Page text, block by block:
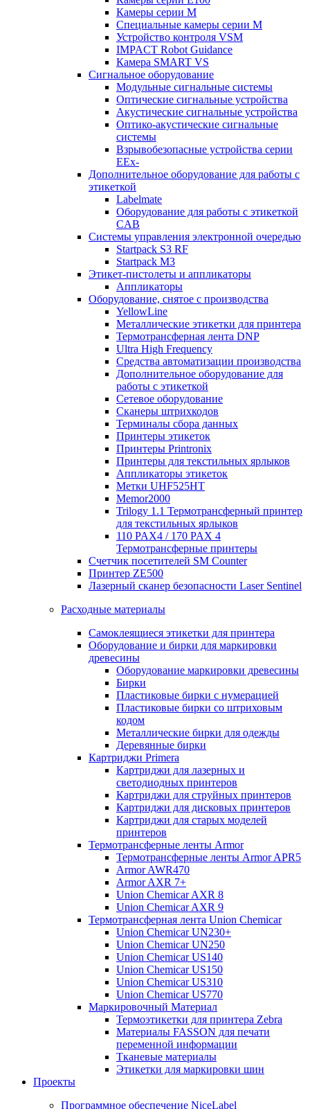
Камеры серии M
Специальные камеры серии M
Устройство контроля VSM
IMPACT Robot Guidance
Камера SMART VS
Cигнальное оборудование
Модульные сигнальные системы
Оптические сигнальные устройства
Акустические сигнальные устройства
Оптико-акустические сигнальные
системы
Взрывобезопасные устройства серии
EEx-
Дополнительное оборудование для работы с
этикеткой
Labelmate
Оборудование для работы с этикеткой
CAB
Системы управления электронной очередью
Startpack S3 RF
Startpack M3
Этикет-пистолеты и аппликаторы
Аппликаторы
Оборудование, снятое с производства
YellowLine
Металлические этикетки для принтера
Термотрансферная лента DNP
Ultra High Frequency
Средства автоматизации производства
Дополнительное оборудование для
работы с этикеткой
Сетевое оборудование
Сканеры штрихкодов
Терминалы сбора данных
Принтеры этикеток
Принтеры Printronix
Принтеры для текстильных ярлыков
Аппликаторы этикеток
Метки UHF525HT
Memor2000
Trilogy 1.1 Термотрансферный принтер
для текстильных ярлыков
110 PAX4 / 170 PAX 4
Термотрансферные принтеры
Счетчик посетителей SM Counter
Принтер ZE500
Лазерный сканер безопасности Laser Sentinel
Расходные материалы
Самоклеящиеся этикетки для принтера
Оборудование и бирки для маркировки
древесины
Оборудование маркировки древесины
Бирки
Пластиковые бирки с нумерацией
Пластиковые бирки со штриховым
кодом
Металлические бирки для одежды
Деревянные бирки
Картриджи Primera
Картриджи для лазерных и
светодиодных принтеров
Картриджи для струйных принтеров
Картриджи для дисковых принтеров
Картриджи для старых моделей
принтеров
Термотрансферные ленты Armor
Термотрансферные ленты Armor APR5
Armor AWR470
Armor AXR 7+
Union Chemicar AXR 8
Union Chemicar AXR 9
Термотрансферная лента Union Chemicar
Union Chemicar UN230+
Union Chemicar UN250
Union Chemicar US140
Union Chemicar US150
Union Chemicar US310
Union Chemicar US770
Маркировочный Материал
Термоэтикетки для принтера Zebra
Материалы FASSON для печати
переменной информации
Тканевые материалы
Этикетки для маркировки шин
Проекты
Программное обеспечение NiceLabel